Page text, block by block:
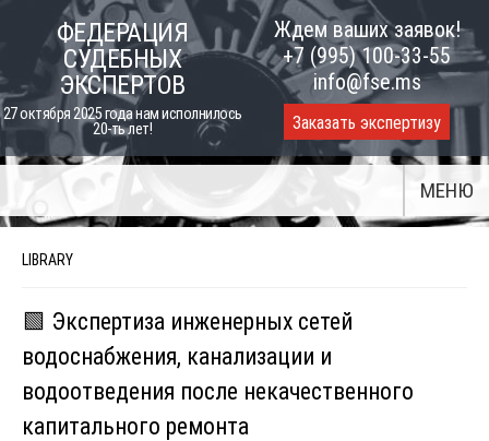
content
ФЕДЕРАЦИЯ
СУДЕБНЫХ
ЭКСПЕРТОВ
27 октября 2025 года нам исполнилось
20-ть лет!
Ждем ваших заявок!
+7 (995) 100-33-55
info@fse.ms
Заказать экспертизу
МЕНЮ
LIBRARY
🟩 Экспертиза инженерных сетей
водоснабжения, канализации и
водоотведения после некачественного
капитального ремонта